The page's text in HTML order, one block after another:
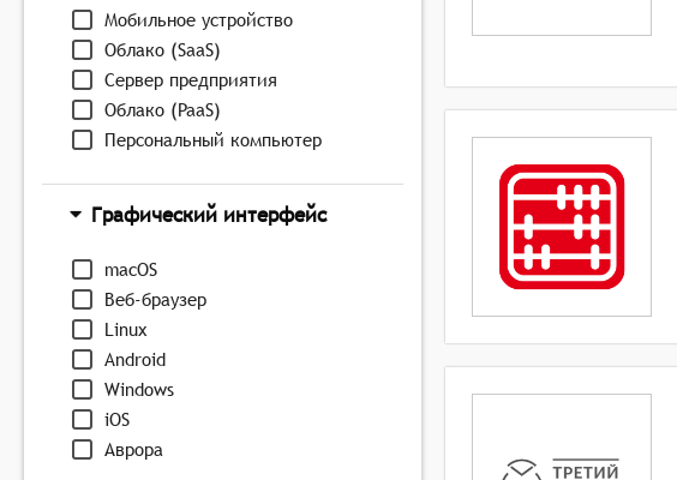
Мобильное устройство
Облако (SaaS)
Сервер предприятия
Облако (PaaS)
Персональный компьютер
Графический интерфейс
macOS
Веб-браузер
Linux
Android
Windows
iOS
Аврора